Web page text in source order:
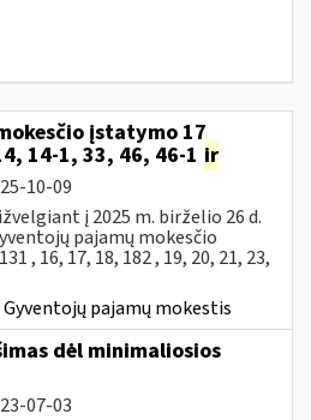
įstatymo 17
14-1, 33, 46, 46-1 ir
10-09
į 2025 m. birželio 26 d.
pajamų mokesčio
, 16, 17, 18, 182 , 19, 20, 21, 23,
Gyventojų pajamų mokestis
dėl minimaliosios
07-03